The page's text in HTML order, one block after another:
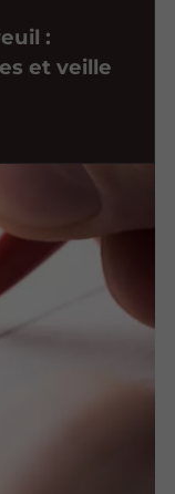
:
et veille